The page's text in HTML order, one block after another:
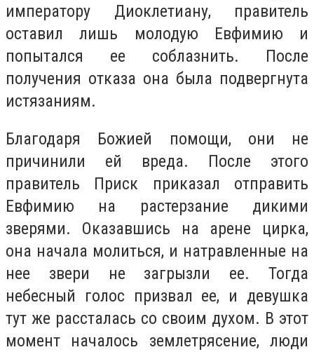
императору Диоклетиану, правитель
оставил лишь молодую Евфимию и
попытался ее соблазнить. После
получения отказа она была подвергнута
истязаниям.
Благодаря Божией помощи, они не
причинили ей вреда. После этого
правитель Приск приказал отправить
Евфимию на растерзание дикими
зверями. Оказавшись на арене цирка,
она начала молиться, и натравленные на
нее звери не загрызли ее. Тогда
небесный голос призвал ее, и девушка
тут же рассталась со своим духом. В этот
момент началось землетрясение, люди